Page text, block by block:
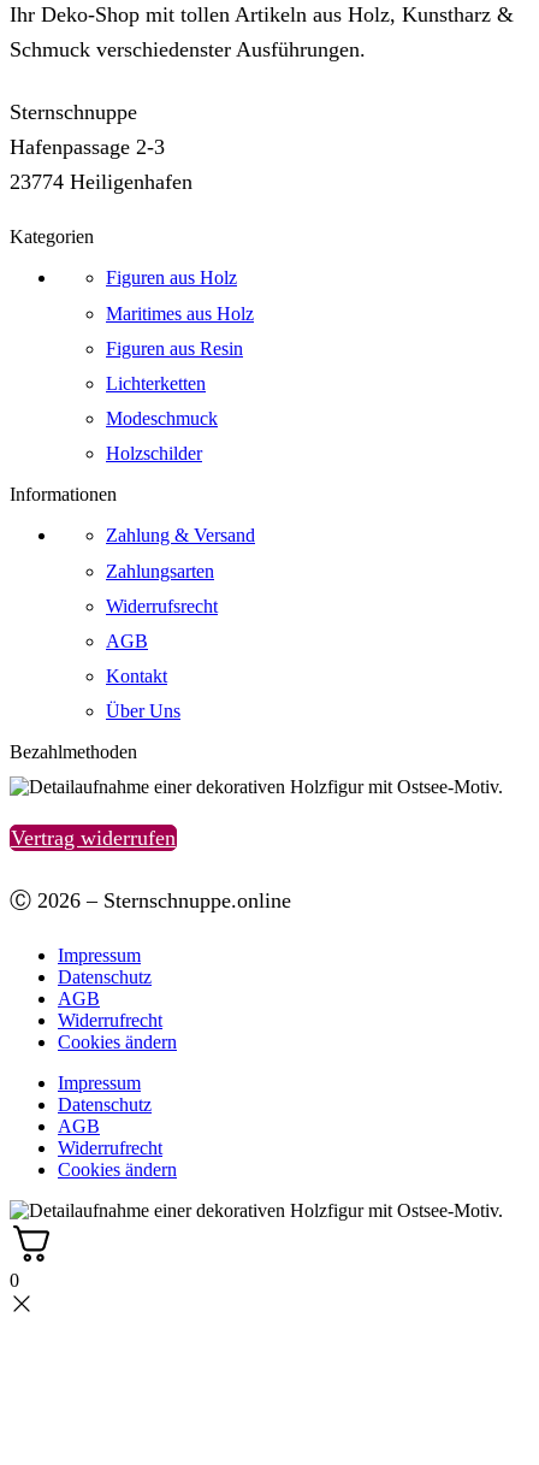
Ihr Deko-Shop mit tollen Artikeln aus Holz, Kunstharz &
Schmuck verschiedenster Ausführungen.
Sternschnuppe
Hafenpassage 2-3
23774 Heiligenhafen
Kategorien
Figuren aus Holz
Maritimes aus Holz
Figuren aus Resin
Lichterketten
Modeschmuck
Holzschilder
Informationen
Zahlung & Versand
Zahlungsarten
Widerrufsrecht
AGB
Kontakt
Über Uns
Bezahlmethoden
Vertrag widerrufen
Ⓒ 2026 – Sternschnuppe.online
Impressum
Datenschutz
AGB
Widerrufrecht
Cookies ändern
Impressum
Datenschutz
AGB
Widerrufrecht
Cookies ändern
0